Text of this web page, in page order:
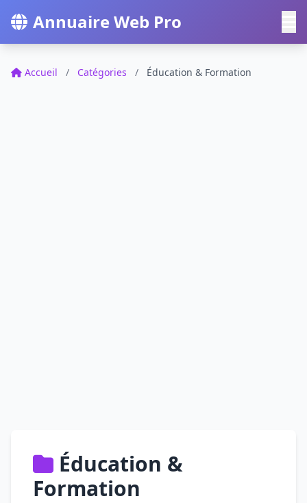
Annuaire Web Pro
Accueil / Catégories / Éducation & Formation
Éducation &
Formation